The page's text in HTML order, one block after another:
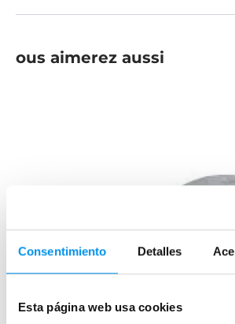
Consentimiento Detalles
Esta página web usa cookies
ous aimerez aussi